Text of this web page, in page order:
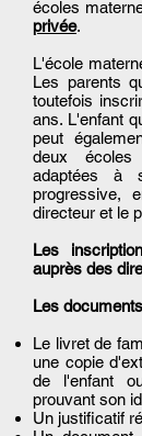
écoles
privée.
L'école
Les parents
toutefois
ans. L'enfant
peut
deux
adaptées à
progressive,
directeur et le
Les
auprès des
Les
Le livret de
une copie
de l'enfant
prouvant son
Un justificatif